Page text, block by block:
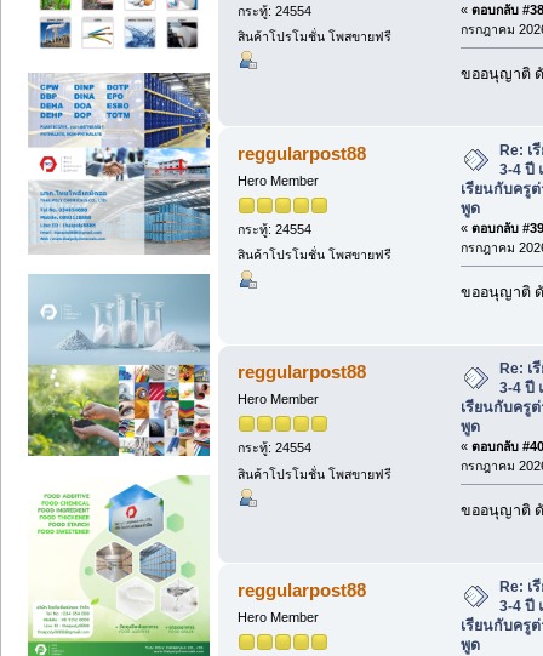
กระทู้: 24554
สินค้าโปรโมชั่น โพสขายฟรี
« ตอบกลับ
กรกฎาคม
ขออนุญาติ
reggularpost88
Hero Member
กระทู้: 24554
สินค้าโปรโมชั่น โพสขายฟรี
Re: เ
3-4 ปี
เรียนกับครู
พูด
« ตอบกลับ
กรกฎาคม
ขออนุญาติ
reggularpost88
Hero Member
กระทู้: 24554
สินค้าโปรโมชั่น โพสขายฟรี
Re: เ
3-4 ปี
เรียนกับครู
พูด
« ตอบกลับ
กรกฎาคม
ขออนุญาติ
reggularpost88
Hero Member
Re: เ
3-4 ปี
เรียนกับครู
พูด